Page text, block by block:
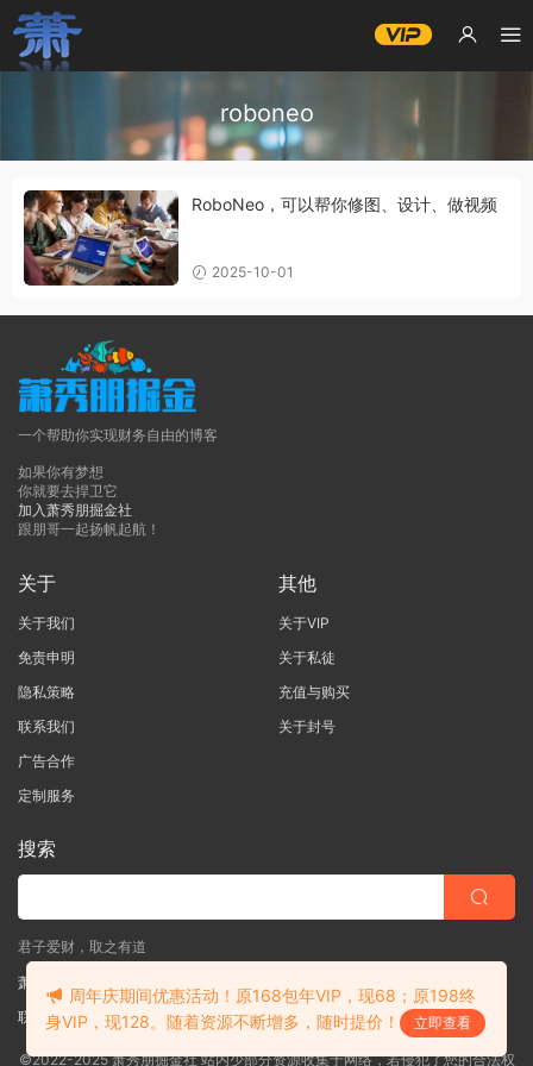
roboneo
RoboNeo，可以帮你修图、设计、做视频
2025-10-01
一个帮助你实现财务自由的博客
如果你有梦想
你就要去捍卫它
加入萧秀朋掘金社
跟朋哥一起扬帆起航！
关于
关于我们
免责申明
隐私策略
联系我们
广告合作
定制服务
其他
关于VIP
关于私徒
充值与购买
关于封号
搜索
君子爱财，取之有道
萧秀朋掘金社
联系客服(说明需求，勿问在否)
©2022-2025 萧秀朋掘金社 站内少部分资源收集于网络，若侵犯了您的合法权
周年庆期间优惠活动！原168包年VIP，现68；原198终
身VIP，现128。随着资源不断增多，随时提价！
立即查看